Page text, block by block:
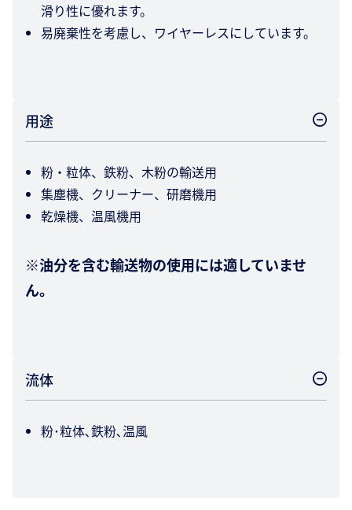
滑り性に優れます。
易廃棄性を考慮し、ワイヤーレスにしています。
用途
粉・粒体、鉄粉、木粉の輸送用
集塵機、クリーナー、研磨機用
乾燥機、温風機用
※油分を含む輸送物の使用には適していませ
ん。
流体
粉･粒体､鉄粉､温風